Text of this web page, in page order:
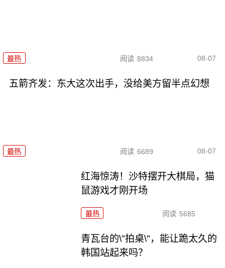
最热 阅读 8834 08-07
五箭齐发：东大这次出手，没给美方留半点幻想
最热 阅读 6689 08-07
红海惊涛！沙特摆开大棋局，猫
鼠游戏才刚开场
最热 阅读 5685
青瓦台的\"拍桌\"，能让跪太久的
韩国站起来吗？